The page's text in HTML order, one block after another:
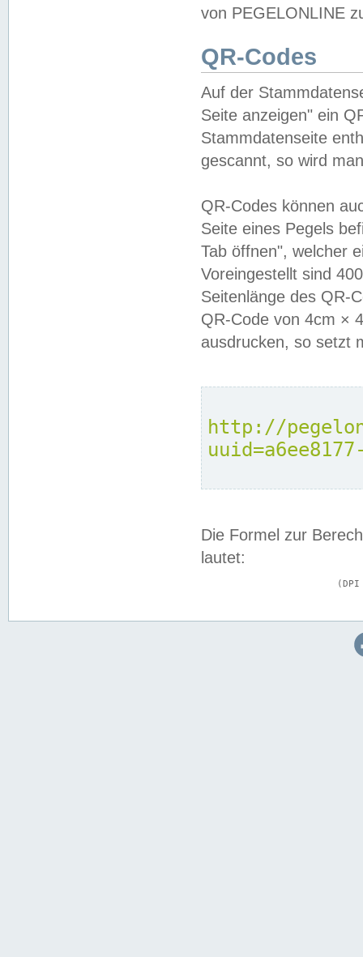
von PEGELONLINE
QR-Codes
Auf der
Seite anzeigen" ein
Stammdatenseite
gescannt, so wird
QR-Codes können
Seite eines Pegels
Tab öffnen", welcher
Voreingestellt sind
Seitenlänge des QR-
QR-Code von 4cm ×
ausdrucken, so setzt
http://
Die Formel zur
lautet: